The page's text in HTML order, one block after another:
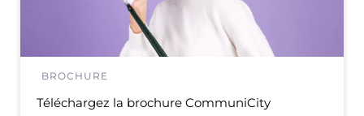
BROCHURE
Téléchargez la brochure CommuniCity